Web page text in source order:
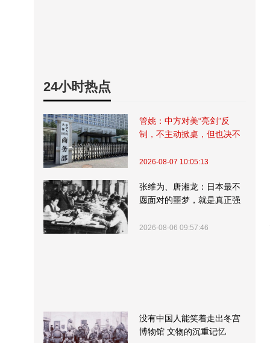
24小时热点
管姚：中方对美“亮剑”反
制，不主动掀桌，但也决不
2026-08-07 10:05:13
张维为、唐湘龙：日本最不
愿面对的噩梦，就是真正强
2026-08-06 09:57:46
没有中国人能笑着走出冬宫
博物馆 文物的沉重记忆